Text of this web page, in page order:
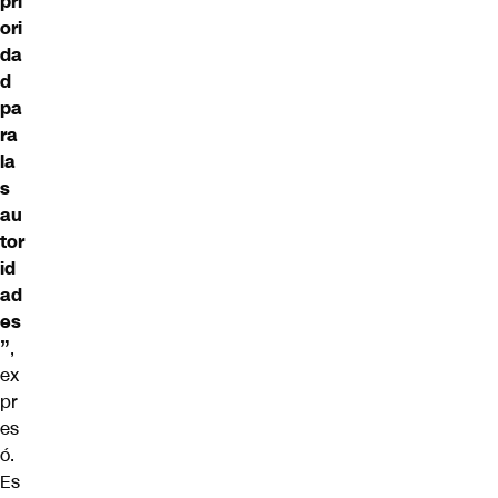
ori
da
d
pa
ra
la
s
au
tor
id
ad
es
”,
ex
pr
es
ó.
Es